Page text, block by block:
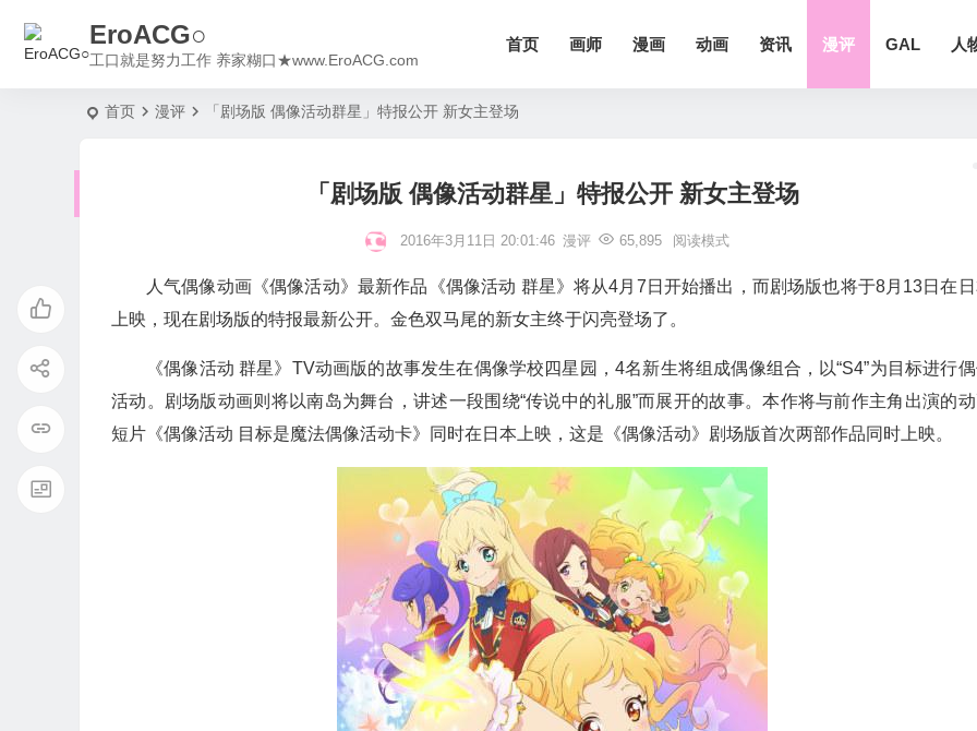
EroACG○
工口就是努力工作 养家糊口★www.EroACG.com
首页 画师 漫画 动画 资讯 漫评 GAL 人
首页 漫评 「剧场版 偶像活动群星」特报公开 新女主登场
「剧场版 偶像活动群星」特报公开 新女主登场
2016年3月11日 20:01:46 漫评 65,895 阅读模式
人气偶像动画《偶像活动》最新作品《偶像活动 群星》将从4月7日开始播出，而剧场版也将于8月13日在
上映，现在剧场版的特报最新公开。金色双马尾的新女主终于闪亮登场了。
《偶像活动 群星》TV动画版的故事发生在偶像学校四星园，4名新生将组成偶像组合，以“S4”为目标进行
活动。剧场版动画则将以南岛为舞台，讲述一段围绕“传说中的礼服”而展开的故事。本作将与前作主角出演的
短片《偶像活动 目标是魔法偶像活动卡》同时在日本上映，这是《偶像活动》剧场版首次两部作品同时上映。